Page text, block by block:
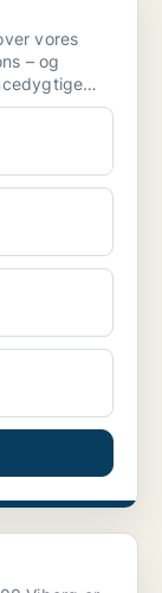
vores
– og